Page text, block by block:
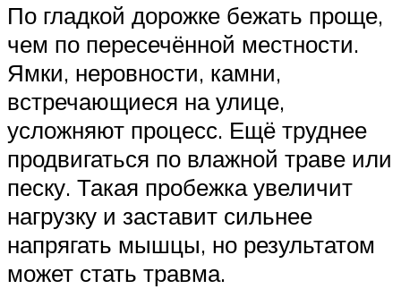
По гладкой дорожке бежать проще,
чем по пересечённой местности.
Ямки, неровности, камни,
встречающиеся на улице,
усложняют процесс. Ещё труднее
продвигаться по влажной траве или
песку. Такая пробежка увеличит
нагрузку и заставит сильнее
напрягать мышцы, но результатом
может стать травма.